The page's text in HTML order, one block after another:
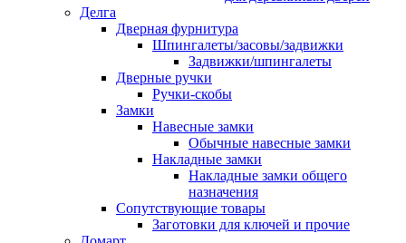
Делга
Дверная фурнитура
Шпингалеты/засовы/задвижки
Задвижки/шпингалеты
Дверные ручки
Ручки-скобы
Замки
Навесные замки
Обычные навесные замки
Накладные замки
Накладные замки общего
назначения
Сопутствующие товары
Заготовки для ключей и прочие